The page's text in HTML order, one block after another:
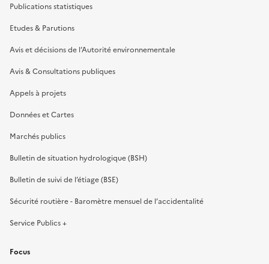
Publications statistiques
Etudes & Parutions
Avis et décisions de l’Autorité environnementale
Avis & Consultations publiques
Appels à projets
Données et Cartes
Marchés publics
Bulletin de situation hydrologique (BSH)
Bulletin de suivi de l’étiage (BSE)
Sécurité routière - Baromètre mensuel de l’accidentalité
Service Publics +
Focus